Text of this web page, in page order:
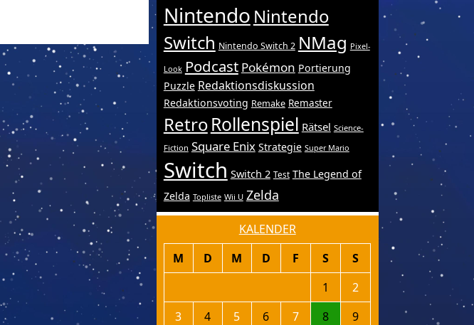
Nintendo Nintendo
Switch Nintendo Switch 2 NMag Pixel-
Look Podcast Pokémon Portierung
Puzzle Redaktionsdiskussion
Redaktionsvoting Remake Remaster
RetroRollenspiel Rätsel Science-
Fiction Square Enix Strategie Super Mario
Switch Switch 2 Test The Legend of
Zelda Topliste Wii U Zelda
KALENDER
M D M D F S
S
1
2
3
4 5 6 7 8
9